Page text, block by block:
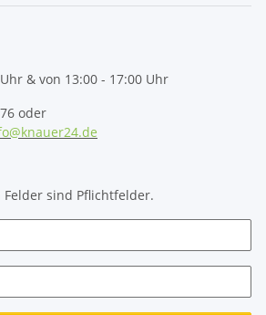
& von 13:00 - 17:00 Uhr
oder
sind Pflichtfelder.